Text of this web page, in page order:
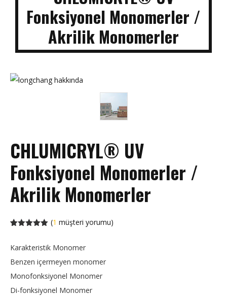
Fonksiyonel Monomerler /
Akrilik Monomerler
CHLUMICRYL® UV
Fonksiyonel Monomerler /
Akrilik Monomerler
göre 5
5.00puan
(1 müşteri yorumu)
Karakteristik Monomer
Benzen içermeyen monomer
Monofonksiyonel Monomer
Di-fonksiyonel Monomer